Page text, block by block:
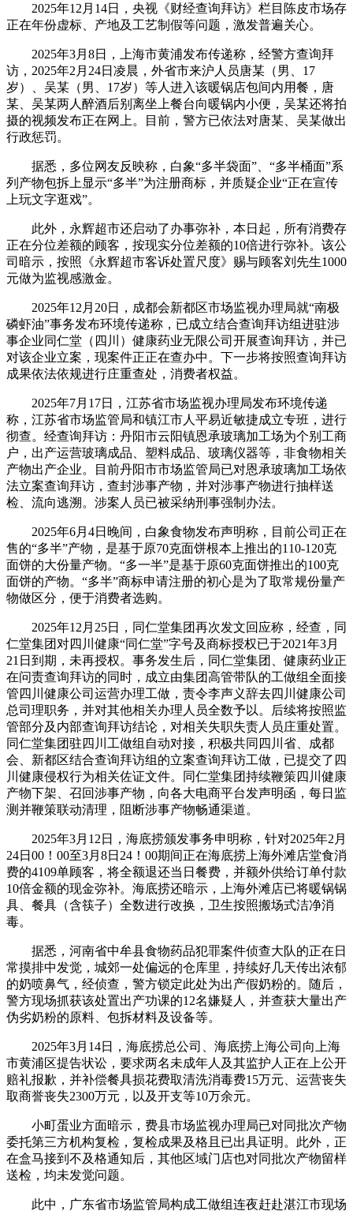
2025年12月14日，央视《财经查询拜访》栏目陈皮市场存
正在年份虚标、产地及工艺制假等问题，激发普遍关心。
2025年3月8日，上海市黄浦发布传递称，经警方查询拜
访，2025年2月24日凌晨，外省市来沪人员唐某（男、17
岁）、吴某（男、17岁）等人进入该暖锅店包间内用餐，唐
某、吴某两人醉酒后别离坐上餐台向暖锅内小便，吴某还将拍
摄的视频发布正在网上。目前，警方已依法对唐某、吴某做出
行政惩罚。
据悉，多位网友反映称，白象“多半袋面”、“多半桶面”系
列产物包拆上显示“多半”为注册商标，并质疑企业“正在宣传
上玩文字逛戏”。
此外，永辉超市还启动了办事弥补，本日起，所有消费存
正在分位差额的顾客，按现实分位差额的10倍进行弥补。该公
司暗示，按照《永辉超市客诉处置尺度》赐与顾客刘先生1000
元做为监视感激金。
2025年12月20日，成都会新都区市场监视办理局就“南极
磷虾油”事务发布环境传递称，已成立结合查询拜访组进驻涉
事企业同仁堂（四川）健康药业无限公司开展查询拜访，并已
对该企业立案，现案件正正在查办中。下一步将按照查询拜访
成果依法依规进行庄重查处，消费者权益。
2025年7月17日，江苏省市场监视办理局发布环境传递
称，江苏省市场监管局和镇江市人平易近敏捷成立专班，进行
彻查。经查询拜访：丹阳市云阳镇恩承玻璃加工场为个别工商
户，出产运营玻璃成品、塑料成品、玻璃仪器等，非食物相关
产物出产企业。目前丹阳市市场监管局已对恩承玻璃加工场依
法立案查询拜访，查封涉事产物，并对涉事产物进行抽样送
检、流向逃溯。涉案人员已被采纳刑事强制办法。
2025年6月4日晚间，白象食物发布声明称，目前公司正在
售的“多半”产物，是基于原70克面饼根本上推出的110-120克
面饼的大份量产物。“多一半”是基于原60克面饼推出的100克
面饼的产物。“多半”商标申请注册的初心是为了取常规份量产
物做区分，便于消费者选购。
2025年12月25日，同仁堂集团再次发文回应称，经查，同
仁堂集团对四川健康“同仁堂”字号及商标授权已于2021年3月
21日到期，未再授权。事务发生后，同仁堂集团、健康药业正
在问责查询拜访的同时，成立由集团高管带队的工做组全面接
管四川健康公司运营办理工做，责令李声义辞去四川健康公司
总司理职务，并对其他相关办理人员全数予以。后续将按照监
管部分及内部查询拜访结论，对相关失职失责人员庄重处置。
同仁堂集团驻四川工做组自动对接，积极共同四川省、成都
会、新都区结合查询拜访组的立案查询拜访工做，已提交了四
川健康侵权行为相关佐证文件。同仁堂集团持续鞭策四川健康
产物下架、召回涉事产物，向各大电商平台发声明函，每日监
测并鞭策联动清理，阻断涉事产物畅通渠道。
2025年3月12日，海底捞颁发事务申明称，针对2025年2月
24日00！00至3月8日24！00期间正在海底捞上海外滩店堂食消
费的4109单顾客，将全额退还当日餐费，并额外供给订单付款
10倍金额的现金弥补。海底捞还暗示，上海外滩店已将暖锅锅
具、餐具（含筷子）全数进行改换，卫生按照搬场式洁净消
毒。
据悉，河南省中牟县食物药品犯罪案件侦查大队的正在日
常摸排中发觉，城郊一处偏远的仓库里，持续好几天传出浓郁
的奶喷鼻气，经侦查，警方锁定此处为出产假奶粉的。随后，
警方现场抓获该处置出产功课的12名嫌疑人，并查获大量出产
伪劣奶粉的原料、包拆材料及设备等。
2025年3月14日，海底捞总公司、海底捞上海公司向上海
市黄浦区提告状讼，要求两名未成年人及其监护人正在上公开
赔礼报歉，并补偿餐具损花费取清洗消毒费15万元、运营丧失
取商誉丧失2300万元，以及开支等10万余元。
小町蛋业方面暗示，费县市场监视办理局已对同批次产物
委托第三方机构复检，复检成果及格且已出具证明。此外，正
在盒马接到不及格通知后，其他区域门店也对同批次产物留样
送检，均未发觉问题。
此中，广东省市场监管局构成工做组连夜赶赴湛江市现场